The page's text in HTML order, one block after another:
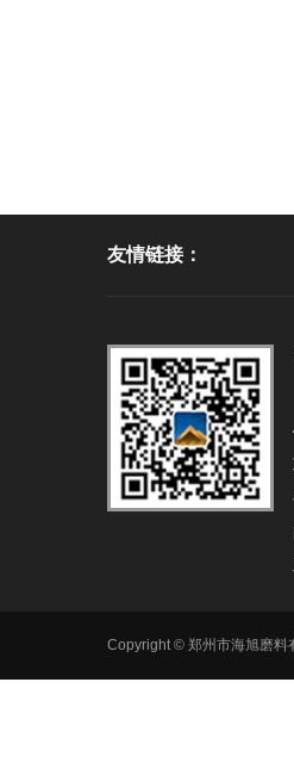
友情链接：
Copyright © 郑州市海旭磨